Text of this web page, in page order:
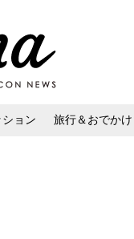
ョン 旅行＆おでかけ